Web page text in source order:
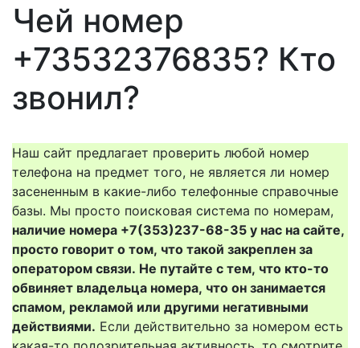
Чей номер
+73532376835? Кто
звонил?
Наш сайт предлагает проверить любой номер
телефона на предмет того, не является ли номер
засененным в какие-либо телефонные справочные
базы. Мы просто поисковая система по номерам,
наличие номера +7(353)237-68-35 у нас на сайте,
просто говорит о том, что такой закреплен за
оператором связи. Не путайте с тем, что кто-то
обвиняет владельца номера, что он занимается
спамом, рекламой или другими негативными
действиями. Если действительно за номером есть